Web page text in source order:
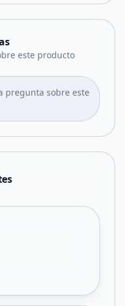
este producto
pregunta sobre este